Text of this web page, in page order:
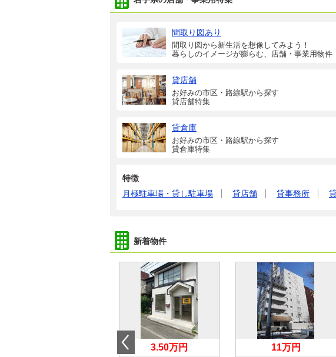
間取り図あり
間取り図から新生活を想像してみよう！
暮らしのイメージが膨らむ、店舗・事業用物件
貸店舗
お好みの市区・路線駅から探す
貸店舗特集
貸倉庫
お好みの市区・路線駅から探す
貸倉庫特集
特徴
月極駐車場・貸し駐車場
貸店舗 貸事務所
新着物件
3.50万円 11万円